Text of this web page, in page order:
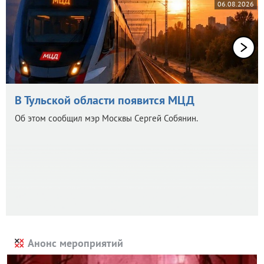
06.08.2026
В Тульской области появится МЦД
Об этом сообщил мэр Москвы Сергей Собянин.
Анонс мероприятий